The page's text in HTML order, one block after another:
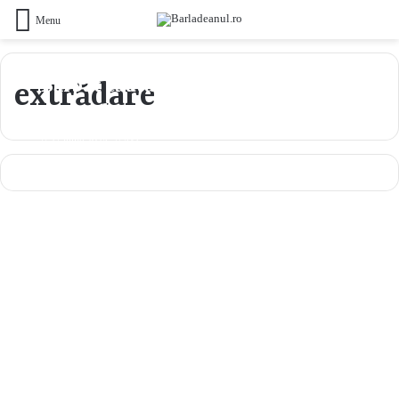
Menu
extrădare
Bărbat căutat pentru furt, depistat
de jandarmi la Vaslui
27 iunie 2024 431